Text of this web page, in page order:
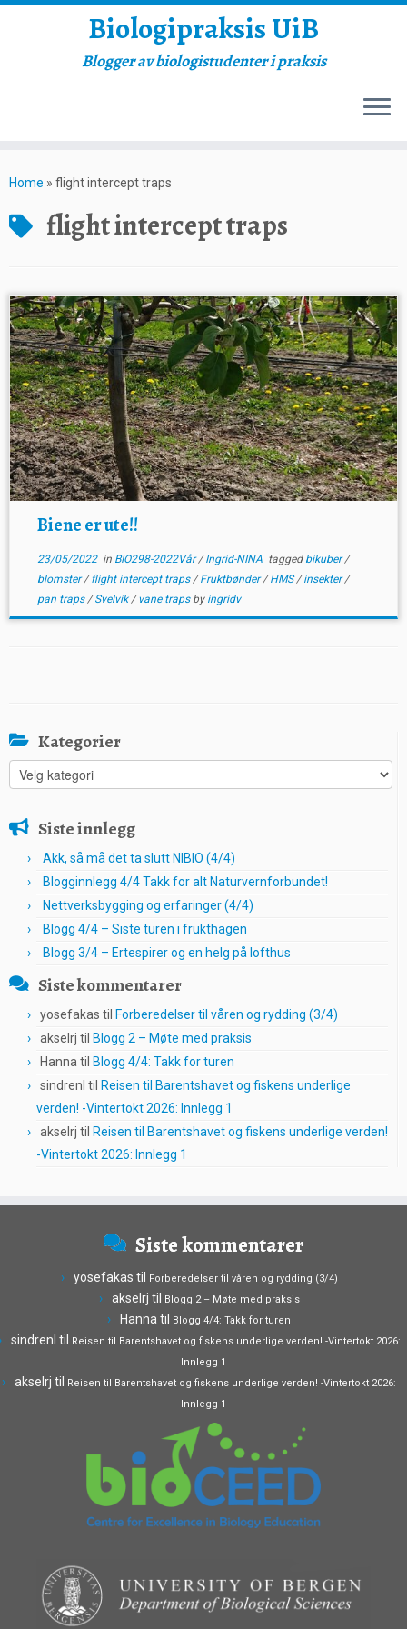
to
Biologipraksis UiB
Blogger av biologistudenter i praksis
Home » flight intercept traps
flight intercept traps
Biene er ute!!
23/05/2022in BIO298-2022Vår/Ingrid-NINA tagged bikuber/
blomster/flight intercept traps/Fruktbønder/HMS/insekter/
pan traps/Svelvik/vane traps by ingridv
Kategorier
Kategorier
Siste innlegg
Akk, så må det ta slutt NIBIO (4/4)
Blogginnlegg 4/4 Takk for alt Naturvernforbundet!
Nettverksbygging og erfaringer (4/4)
Blogg 4/4 – Siste turen i frukthagen
Blogg 3/4 – Ertespirer og en helg på lofthus
Siste kommentarer
yosefakas til Forberedelser til våren og rydding (3/4)
akselrj til Blogg 2 – Møte med praksis
Hanna til Blogg 4/4: Takk for turen
sindrenl til Reisen til Barentshavet og fiskens underlige
verden! -Vintertokt 2026: Innlegg 1
akselrj til Reisen til Barentshavet og fiskens underlige verden!
-Vintertokt 2026: Innlegg 1
Siste kommentarer
yosefakas til Forberedelser til våren og rydding (3/4)
akselrj til Blogg 2 – Møte med praksis
Hanna til Blogg 4/4: Takk for turen
sindrenl til Reisen til Barentshavet og fiskens underlige verden! -Vintertokt 2026:
Innlegg 1
akselrj til Reisen til Barentshavet og fiskens underlige verden! -Vintertokt 2026:
Innlegg 1